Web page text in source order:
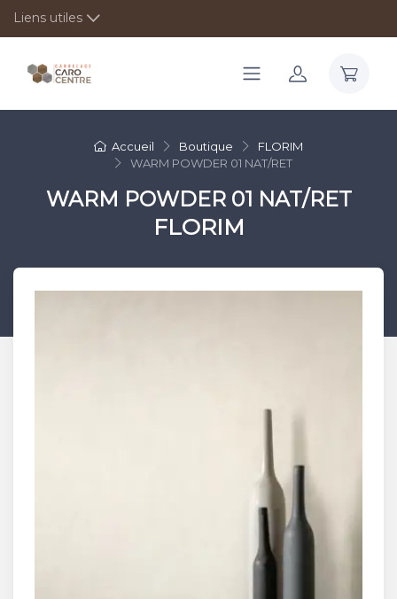
Liens utiles
Accueil Boutique
FLORIM
WARM POWDER 01 NAT/RET
WARM POWDER 01 NAT/RET
FLORIM